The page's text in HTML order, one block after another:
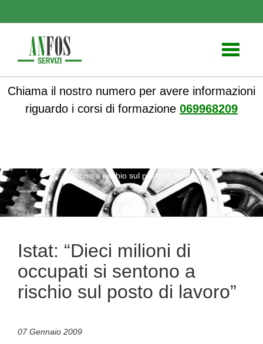
Toggle
Chiama il nostro numero per avere informazioni
riguardo i corsi di formazione 069968209
sentono a rischio sul posto di lavoro”
Istat: “Dieci milioni di
occupati si sentono a
rischio sul posto di lavoro”
07 Gennaio 2009